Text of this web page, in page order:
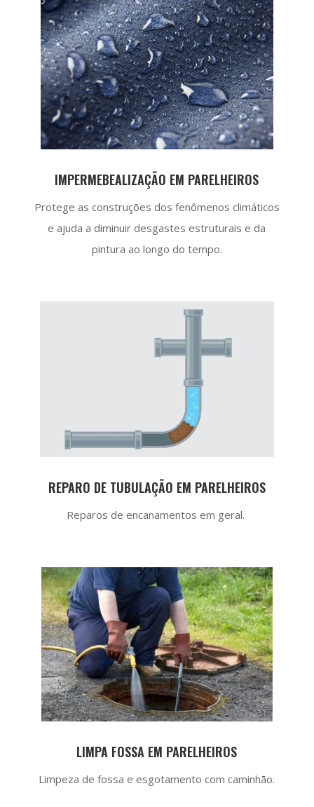
IMPERMEBEALIZAÇÃO EM PARELHEIROS
Protege as construções dos fenômenos climáticos
e ajuda a diminuir desgastes estruturais e da
pintura ao longo do tempo.
REPARO DE TUBULAÇÃO EM PARELHEIROS
Reparos de encanamentos em geral.
LIMPA FOSSA EM PARELHEIROS
Limpeza de fossa e esgotamento com caminhão.